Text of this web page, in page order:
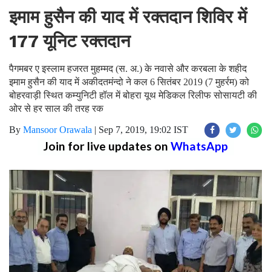
इमाम हुसैन की याद में रक्तदान शिविर में
177 यूनिट रक्तदान
पैगमबर ए इस्लाम हजरत मुहम्मद (स. अ.) के नवासे और करबला के शहीद
इमाम हुसैन की याद में अकीदतमंन्दो ने कल 6 सितंबर 2019 (7 मुहर्रम) को
बोहरवाड़ी स्थित कम्युनिटी हॉल में बोहरा यूथ मेडिकल रिलीफ सोसायटी की
ओर से हर साल की तरह रक
By Mansoor Orawala | Sep 7, 2019, 19:02 IST
Join for live updates on WhatsApp